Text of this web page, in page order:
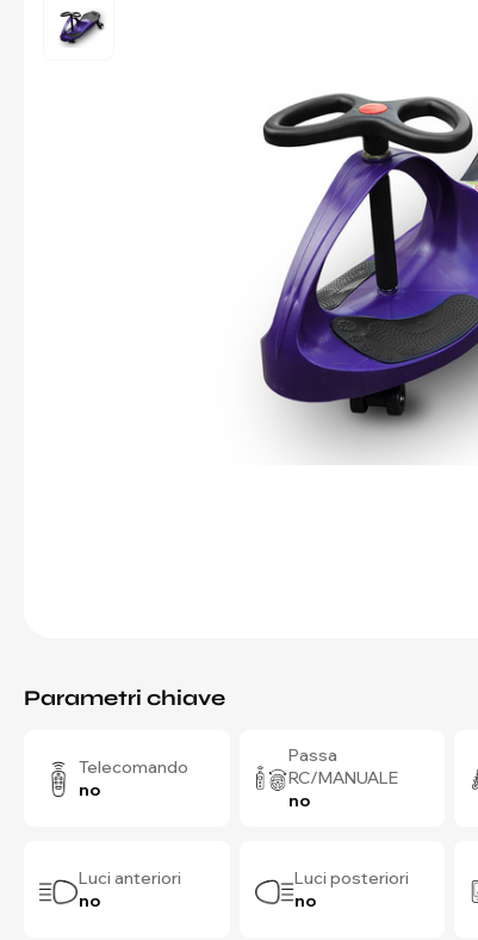
Parametri chiave
Telecomando
no
Passa
RC/MANUALE
no
Luci anteriori
no
Luci posteriori
no